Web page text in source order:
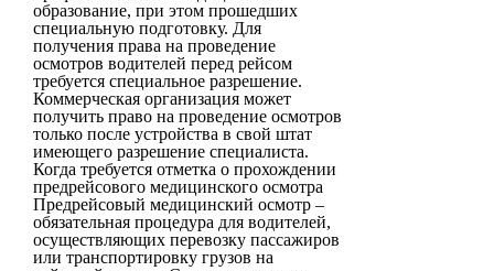
образование, при этом прошедших
специальную подготовку. Для
получения права на проведение
осмотров водителей перед рейсом
требуется специальное разрешение.
Коммерческая организация может
получить право на проведение осмотров
только после устройства в свой штат
имеющего разрешение специалиста.
Когда требуется отметка о прохождении
предрейсового медицинского осмотра
Предрейсовый медицинский осмотр –
обязательная процедура для водителей,
осуществляющих перевозку пассажиров
или транспортировку грузов на